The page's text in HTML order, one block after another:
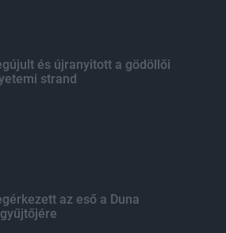
és újranyitott a gödöllői
strand
az eső a Duna